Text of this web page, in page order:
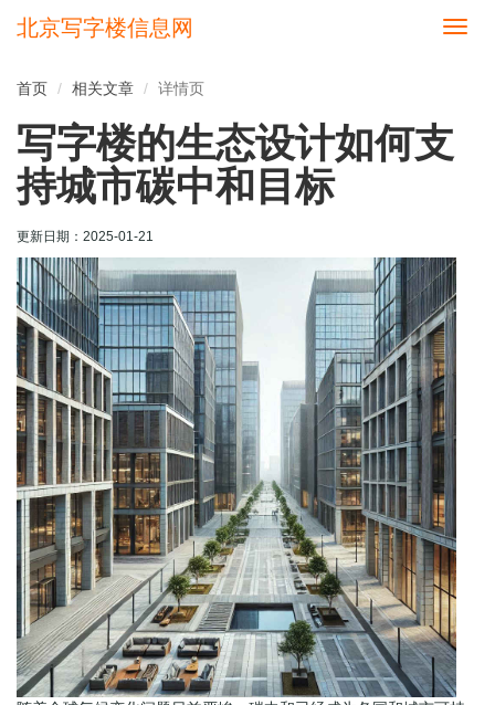
切
北京写字楼信息网
首页 相关文章 详情页
写字楼的生态设计如何支
持城市碳中和目标
更新日期： 2025-01-21